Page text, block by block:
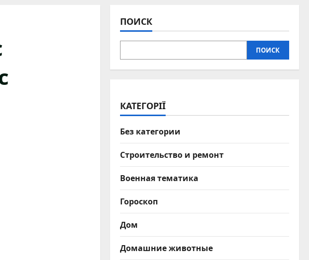
ПОИСК
ПОИСК
КАТЕГОРІЇ
Без категории
Строительство и ремонт
Военная тематика
Гороскоп
Дом
Домашние животные